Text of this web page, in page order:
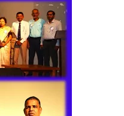
– தென்கிழக்குப்
பிரிவில்
– மனித உரிமைகள்